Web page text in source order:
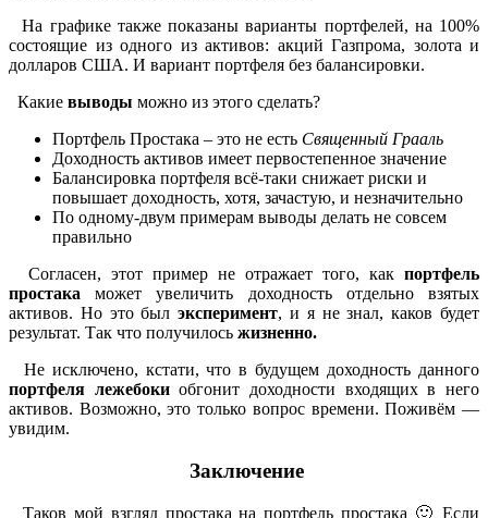
На графике также показаны варианты портфелей, на 100%
состоящие из одного из активов: акций Газпрома, золота и
долларов США. И вариант портфеля без балансировки.
Какие выводы можно из этого сделать?
Портфель Простака – это не есть Священный Грааль
Доходность активов имеет первостепенное значение
Балансировка портфеля всё-таки снижает риски и
повышает доходность, хотя, зачастую, и незначительно
По одному-двум примерам выводы делать не совсем
правильно
Согласен, этот пример не отражает того, как портфель
простака может увеличить доходность отдельно взятых
активов. Но это былэксперимент, и я не знал, каков будет
результат. Так что получилось жизненно.
Не исключено, кстати, что в будущем доходность данного
портфеля лежебокиобгонит доходности входящих в него
активов. Возможно, это только вопрос времени. Поживём —
увидим.
Заключение
Таков мой взгляд простака на портфель простака 🙂 Если